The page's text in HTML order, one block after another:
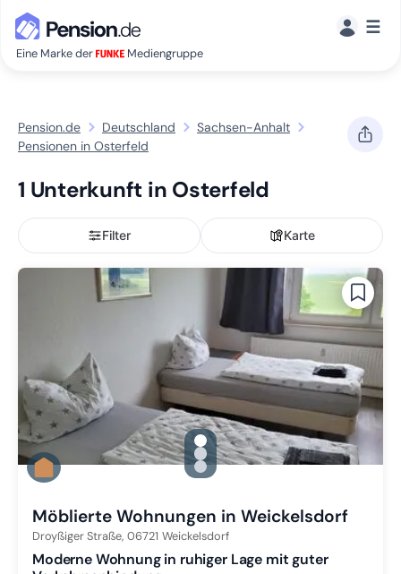
Eine Marke der Mediengruppe
☰
Pension.de Deutschland
Sachsen-Anhalt
Pensionen in Osterfeld
1 Unterkunft in Osterfeld
Filter Karte
gallery.slide_selector
Zu Slide 1 wechseln
Zu Slide 2 wechseln
Zu Slide 3 wechseln
Möblierte Wohnungen in Weickelsdorf
Droyßiger Straße, 06721 Weickelsdorf
Moderne Wohnung in ruhiger Lage mit guter